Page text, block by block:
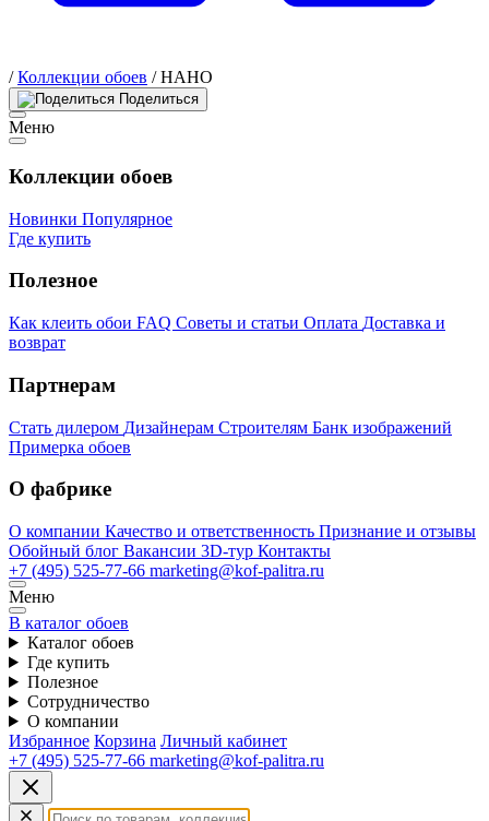
/Коллекции обоев /НАНО
Поделиться
Меню
Коллекции обоев
Новинки Популярное
Где купить
Полезное
Как клеить обои FAQ Советы и статьи Оплата Доставка и
возврат
Партнерам
Стать дилером Дизайнерам Строителям Банк изображений
Примерка обоев
О фабрике
О компании Качество и ответственность Признание и отзывы
Обойный блог Вакансии 3D-тур Контакты
+7 (495) 525-77-66 marketing@kof-palitra.ru
Меню
В каталог обоев
Каталог обоев
Где купить
Полезное
Сотрудничество
О компании
Избранное Корзина Личный кабинет
+7 (495) 525-77-66 marketing@kof-palitra.ru